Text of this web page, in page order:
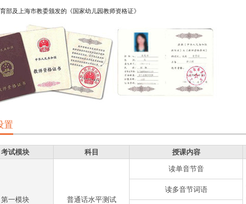
部及上海市教委颁发的《国家幼儿园教师资格证》
置
考试模块 科目 授课内容
第一模块 普通话水平测试
读单音节音
读多音节词语